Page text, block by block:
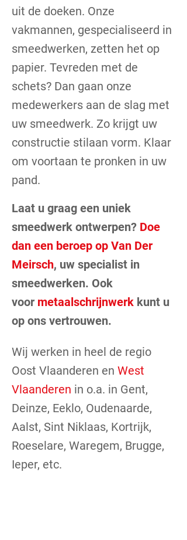
uit de doeken. Onze
vakmannen, gespecialiseerd in
smeedwerken, zetten het op
papier. Tevreden met de
schets? Dan gaan onze
medewerkers aan de slag met
uw smeedwerk. Zo krijgt uw
constructie stilaan vorm. Klaar
om voortaan te pronken in uw
pand.
Laat u graag een uniek
smeedwerk ontwerpen? Doe
dan een beroep op Van Der
Meirsch, uw specialist in
smeedwerken. Ook
voor metaalschrijnwerk kunt u
op ons vertrouwen.
Wij werken in heel de regio
Oost Vlaanderen en West
Vlaanderen in o.a. in Gent,
Deinze, Eeklo, Oudenaarde,
Aalst, Sint Niklaas, Kortrijk,
Roeselare, Waregem, Brugge,
Ieper, etc.